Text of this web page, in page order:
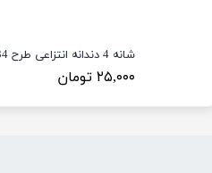
شانه 4 دندانه انتزاعی طرح CB34
۲۵,۰۰۰ تومان